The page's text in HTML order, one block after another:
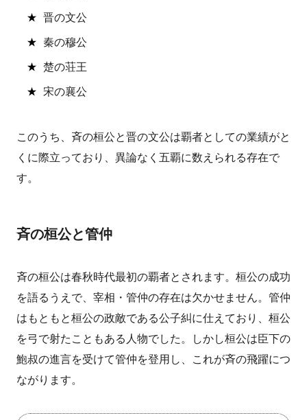
晋の文公
秦の穆公
楚の荘王
宋の襄公
このうち、斉の桓公と晋の文公は覇者としての業績がと
くに際立っており、異論なく五覇に数えられる存在で
す。
斉の桓公と管仲
斉の桓公は春秋時代最初の覇者とされます。桓公の成功
を語るうえで、宰相・管仲の存在は欠かせません。管仲
はもともと桓公の政敵である公子糾に仕えており、桓公
を弓で射たこともある人物でした。しかし桓公は臣下の
鮑叔の進言を受けて管仲を登用し、これが斉の飛躍につ
ながります。